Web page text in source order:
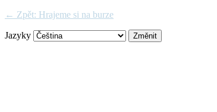
← Zpět: Hrajeme si na burze
Jazyky